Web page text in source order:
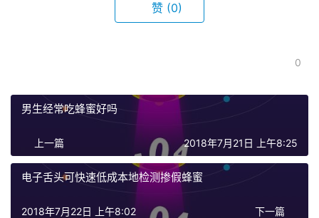
赞 (0)
0
男生经常吃蜂蜜好吗
上一篇 2018年7月21日 上午8:25
电子舌头可快速低成本地检测掺假蜂蜜
下一篇
2018年7月22日 上午8:02